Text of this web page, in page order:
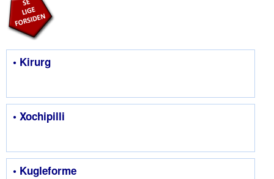
• Kirurg
• Xochipilli
• Kugleforme